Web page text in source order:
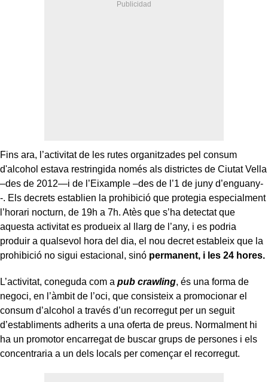
Fins ara, l’activitat de les rutes organitzades pel consum
d'alcohol estava restringida només als districtes de Ciutat Vella
–des de 2012—i de l’Eixample –des de l’1 de juny d’enguany-
-. Els decrets establien la prohibició que protegia especialment
l’horari nocturn, de 19h a 7h. Atès que s’ha detectat que
aquesta activitat es produeix al llarg de l’any, i es podria
produir a qualsevol hora del dia, el nou decret estableix que la
prohibició no sigui estacional, sinó permanent, i les 24 hores.
L’activitat, coneguda com a pub crawling, és una forma de
negoci, en l’àmbit de l’oci, que consisteix a promocionar el
consum d’alcohol a través d’un recorregut per un seguit
d’establiments adherits a una oferta de preus. Normalment hi
ha un promotor encarregat de buscar grups de persones i els
concentraria a un dels locals per començar el recorregut.